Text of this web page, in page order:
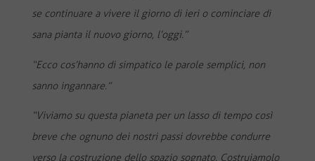
se continuare a vivere il giorno di ieri o cominciare di
sana pianta il nuovo giorno, l’oggi.”
“Ecco cos’hanno di simpatico le parole semplici, non
sanno ingannare.”
“Viviamo su questa pianeta per un lasso di tempo così
breve che ognuno dei nostri passi dovrebbe condurre
verso la costruzione dello spazio sognato. Costruiamolo